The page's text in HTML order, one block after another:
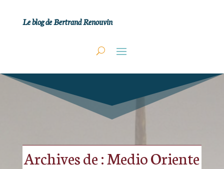
Le blog de Bertrand Renouvin
Archives de : Medio Oriente